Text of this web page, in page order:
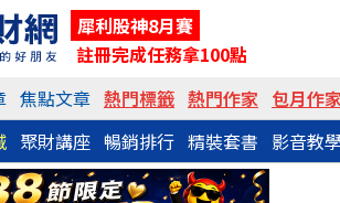
犀利股神8月賽
註冊完成任務拿100點
焦點文章 熱門標籤 熱門作家 包月作
聚財講座 暢銷排行 精裝套書 影音教